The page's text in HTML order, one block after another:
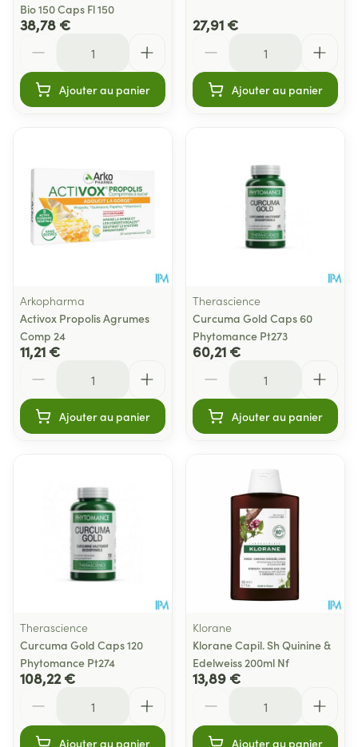
Bio 150 Caps Fl 150
38,78 €
Ajouter au panier
27,91 €
Ajouter au panier
Arkopharma
Activox Propolis Agrumes
Comp 24
11,21 €
Ajouter au panier
Therascience
Curcuma Gold Caps 60
Phytomance Pt273
60,21 €
Ajouter au panier
Therascience
Curcuma Gold Caps 120
Phytomance Pt274
108,22 €
Ajouter au panier
Klorane
Klorane Capil. Sh Quinine &
Edelweiss 200ml Nf
13,89 €
Ajouter au panier